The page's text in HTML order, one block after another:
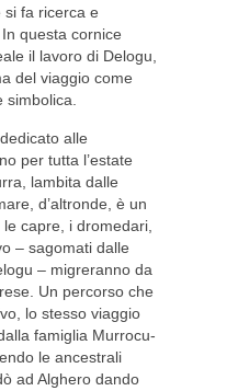
si fa ricerca e
questa cornice
il lavoro di Delogu,
del viaggio come
alle
per tutta l’estate
lambita dalle
d’altronde, è un
capre, i dromedari,
– sagomati dalle
– migreranno da
Un percorso che
lo stesso viaggio
famiglia Murrocu-
le ancestrali
ad Alghero dando